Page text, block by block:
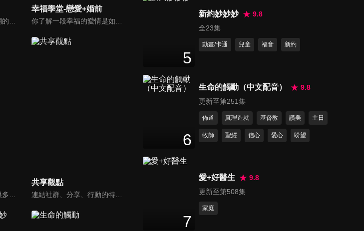
幸福學堂-戀愛+婚前
共享觀點
連結社群、分享、行動的特色，運用講道學的架構，談論包含基要真理、生活話題及神學裝備三大面向主題。身為第六代基督徒，從小在教會中長大的周巽正，與第一代基督徒的廖文華，背景及生活經歷都不同，在節目中以輕鬆對談的方式，貢獻出不同角度的觀點。
白痴吧？
47分鐘
第467集 北上打拚有比較好？
第468集 更年期亂補比吃藥更
糟糕
5
新約妙妙妙
9.8
全23集
動畫/卡通 兒童 福音 新約
6
生命的觸動（中文配音）
9.8
更新至第251集
佈道 真理造就 基督教 讚美 主日
牧師 聖經 信心 愛心 盼望
7
愛+好醫生
9.8
更新至第508集
家庭